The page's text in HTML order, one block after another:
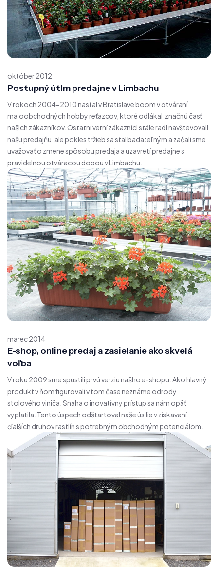
október 2012
Postupný útlm predajne v Limbachu
V rokoch 2004-2010 nastal v Bratislave boom v otváraní
maloobchodných hobby reťazcov, ktoré odlákali značnú časť
našich zákazníkov. Ostatní verní zákazníci stále radi navštevovali
našu predajňu, ale pokles tržieb sa stal badateľným a začali sme
uvažovať o zmene spôsobu predaja a uzavretí predajne s
pravidelnou otváracou dobou v Limbachu.
marec 2014
E-shop, online predaj a zasielanie ako skvelá
voľba
V roku 2009 sme spustili prvú verziu nášho e-shopu. Ako hlavný
produkt v ňom figurovali v tom čase neznáme odrody
stolového viniča. Snaha o inovatívny prístup sa nám opäť
vyplatila. Tento úspech odštartoval naše úsilie v získavaní
ďalších druhov rastlín s potrebným obchodným potenciálom.